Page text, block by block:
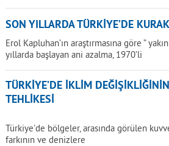
SON YILLARDA TÜRKİYE’DE
Erol Kapluhan’ın araştırmasına göre ”
yıllarda başlayan ani azalma, 1970’li
TÜRKİYE’DE İKLİM
TEHLİKESİ
Türkiye'de bölgeler, arasında görülen
farkının ve denizlere